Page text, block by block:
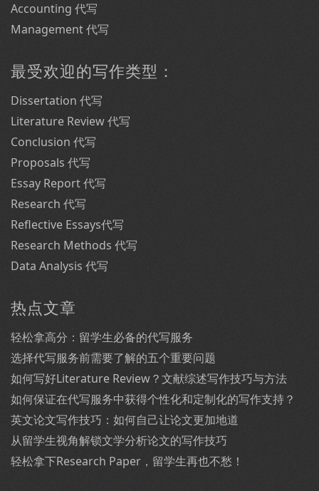
Accounting 代写
Management 代写
最受欢迎的写作类型：
Dissertation 代写
Literature Review 代写
Conclusion 代写
Proposals 代写
Essay Report 代写
Research 代写
Reflective Essays代写
Research Methods 代写
Data Analysis 代写
热点文章
轻松拿高分：留学生必备的代写服务
选择代写服务前需要了解的五个重要问题
如何写好Literature Review？文献综述写作技巧与方法
如何保证在代写服务中获得个性化和定制化的写作支持？
英文论文写作技巧：如何自己让论文更加地道
从留学生视角解锁文学分析论文的写作技巧
轻松拿下Research Paper，留学生再也不愁！